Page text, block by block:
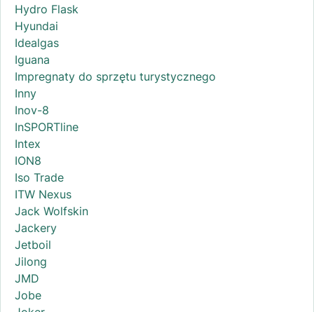
Hydro Flask
Hyundai
Idealgas
Iguana
Impregnaty do sprzętu turystycznego
Inny
Inov-8
InSPORTline
Intex
ION8
Iso Trade
ITW Nexus
Jack Wolfskin
Jackery
Jetboil
Jilong
JMD
Jobe